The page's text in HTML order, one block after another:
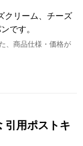
クリーム、チーズ
です。
、商品仕様・価格が
用ポストキ